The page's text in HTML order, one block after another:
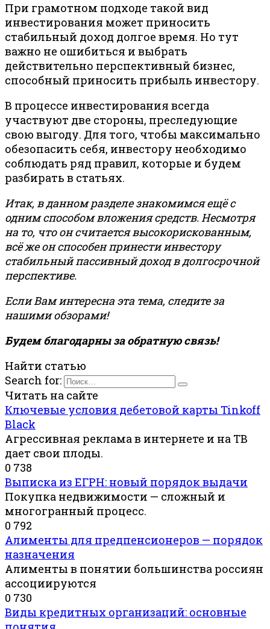
При грамотном подходе такой вид
инвестирования может приносить
стабильный доход долгое время. Но тут
важно не ошибиться и выбрать
действительно перспективный бизнес,
способный приносить прибыль инвестору.
В процессе инвестирования всегда
участвуют две стороны, преследующие
свою выгоду. Для того, чтобы максимально
обезопасить себя, инвестору необходимо
соблюдать ряд правил, которые и будем
разбирать в статьях.
Итак, в данном разделе знакомимся ещё с
одним способом вложения средств. Несмотря
на то, что он считается высокорискованным,
всё же он способен принести инвестору
стабильный пассивный доход в долгосрочной
перспективе.
Если Вам интересна эта тема, следите за
нашими обзорами!
Будем благодарны за обратную связь!
Найти статью
Search for:
Читать на сайте
Ключевые условия дебетовой карты Tinkoff
Black
Агрессивная реклама в интернете и на ТВ
дает свои плоды.
0 738
Выписка из ЕГРН: новый порядок выдачи
Покупка недвижимости — сложный и
многогранный процесс.
0 792
Алименты для предпенсионеров — порядок
назначения
Алименты в понятии большинства россиян
ассоциируются
0 730
Виды кредитных организаций: основные